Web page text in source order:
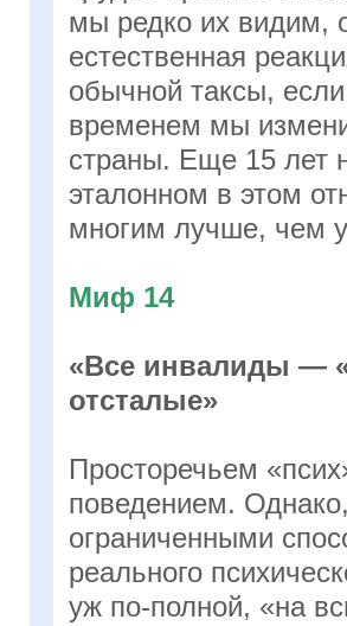
мы редко их видим,
естественная
обычной таксы,
временем мы
страны. Еще 15 лет
эталонном в этом
многим лучше, чем
Миф 14
«Все инвалиды —
отсталые»
Просторечьем
поведением.
ограниченными
реального
уж по-полной, «на